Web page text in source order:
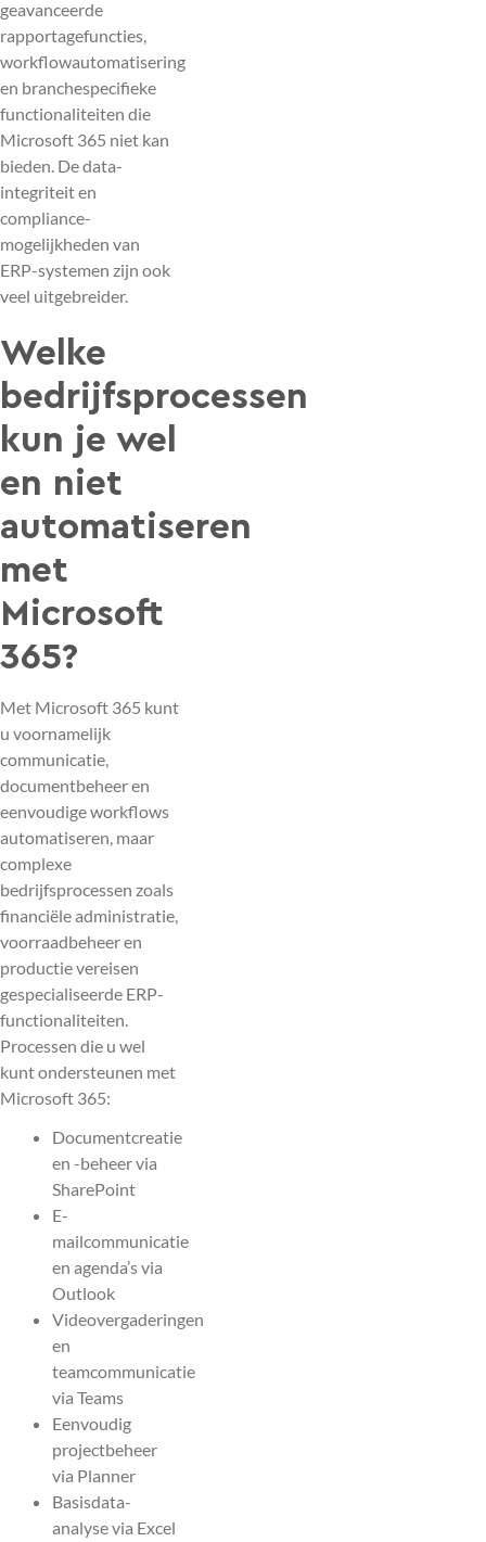
geavanceerde
rapportagefuncties,
workflowautomatisering
en branchespecifieke
functionaliteiten die
Microsoft 365 niet kan
bieden. De data-
integriteit en
compliance-
mogelijkheden van
ERP-systemen zijn ook
veel uitgebreider.
Welke
bedrijfsprocessen
kun je wel
en niet
automatiseren
met
Microsoft
365?
Met Microsoft 365 kunt
u voornamelijk
communicatie,
documentbeheer en
eenvoudige workflows
automatiseren, maar
complexe
bedrijfsprocessen zoals
financiële administratie,
voorraadbeheer en
productie vereisen
gespecialiseerde ERP-
functionaliteiten.
Processen die u wel
kunt ondersteunen met
Microsoft 365:
Documentcreatie
en -beheer via
SharePoint
E-
mailcommunicatie
en agenda’s via
Outlook
Videovergaderingen
en
teamcommunicatie
via Teams
Eenvoudig
projectbeheer
via Planner
Basisdata-
analyse via Excel